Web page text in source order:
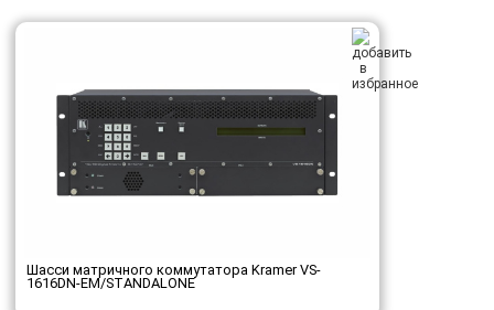
Шасси матричного коммутатора Kramer VS-
1616DN-EM/STANDALONE